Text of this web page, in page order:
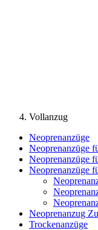
Vollanzug
Neoprenanzüge
Neoprenanzüge
Neoprenanzüge
Neoprenanzüge
Neoprenanzug
Trockenanzüge